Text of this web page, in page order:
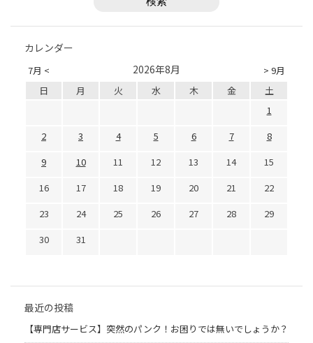
カレンダー
7月 < > 9月
2026年8月
日 月 火 水 木 金
土
1
2
3 4 5 6 7
8
9
10 11 12 13 14
15
16
17 18 19 20 21
22
23
24 25 26 27 28
29
30
31
最近の投稿
【専門店サービス】突然のパンク！お困りでは無いでしょうか？